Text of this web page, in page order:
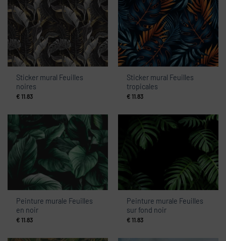
Sticker mural Feuilles
noires
€ 11.83
Sticker mural Feuilles
tropicales
€ 11.83
Peinture murale Feuilles
en noir
€ 11.83
Peinture murale Feuilles
sur fond noir
€ 11.83